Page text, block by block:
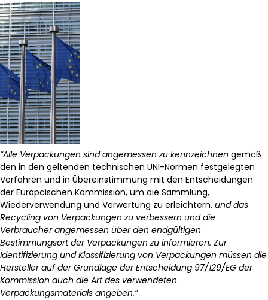
“Alle Verpackungen sind angemessen zu kennzeichnen gemäß
den in den geltenden technischen UNI-Normen festgelegten
Verfahren und in Übereinstimmung mit den Entscheidungen
der Europäischen Kommission, um die Sammlung,
Wiederverwendung und Verwertung zu erleichtern, und das
Recycling von Verpackungen zu verbessern und die
Verbraucher angemessen über den endgültigen
Bestimmungsort der Verpackungen zu informieren. Zur
Identifizierung und Klassifizierung von Verpackungen müssen die
Hersteller auf der Grundlage der Entscheidung 97/129/EG der
Kommission auch die Art des verwendeten
Verpackungsmaterials angeben.”